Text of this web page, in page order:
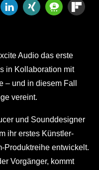
Audio das erste
in Kollaboration mit
– und in diesem Fall
vereint.
und Sounddesigner
ihr erstes Künstler-
Produktreihe entwickelt.
Vorgänger, kommt